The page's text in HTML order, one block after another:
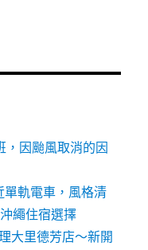
因颱風取消的因
軌電車，風格清
繩住宿選擇
大里德芳店～新開